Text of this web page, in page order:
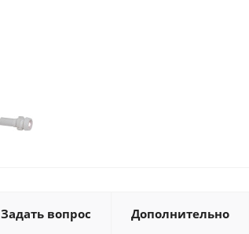
Задать вопрос Дополнительно